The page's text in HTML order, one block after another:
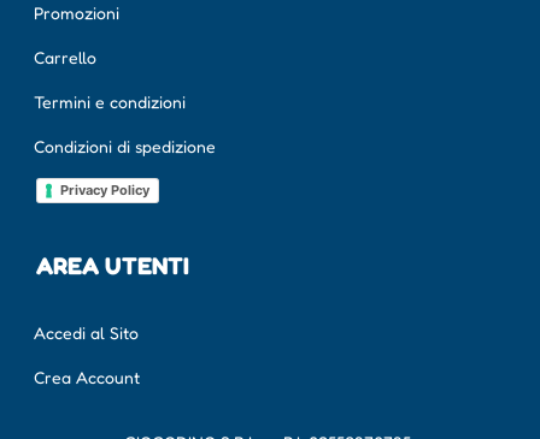
Promozioni
Carrello
Termini e condizioni
Condizioni di spedizione
Privacy Policy
AREA UTENTI
Accedi al Sito
Crea Account